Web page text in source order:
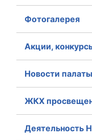
Фотогалерея
Акции,
Новости палаты
ЖКХ
Деятельность